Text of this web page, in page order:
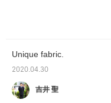
Unique fabric.
2020.04.30
吉井 聖